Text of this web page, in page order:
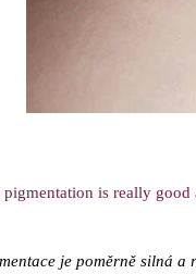
pigmentation is really
je poměrně silná a